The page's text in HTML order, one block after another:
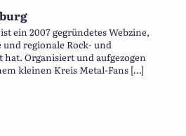
ein 2007 gegründetes Webzine,
und regionale Rock- und
hat. Organisiert und aufgezogen
kleinen Kreis Metal-Fans […]